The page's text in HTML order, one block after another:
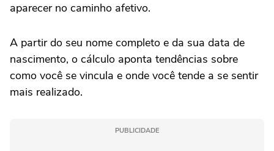
aparecer no caminho afetivo.
A partir do seu nome completo e da sua data de
nascimento, o cálculo aponta tendências sobre
como você se vincula e onde você tende a se sentir
mais realizado.
PUBLICIDADE